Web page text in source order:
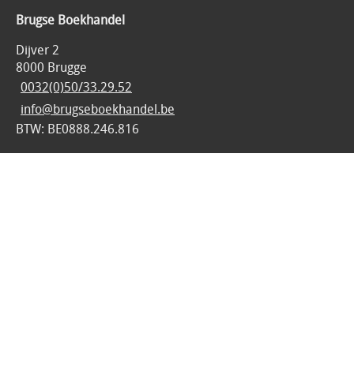
Brugse Boekhandel
Dijver 2
8000 Brugge
0032(0)50/33.29.52
info@brugseboekhandel.be
BTW: BE0888.246.816